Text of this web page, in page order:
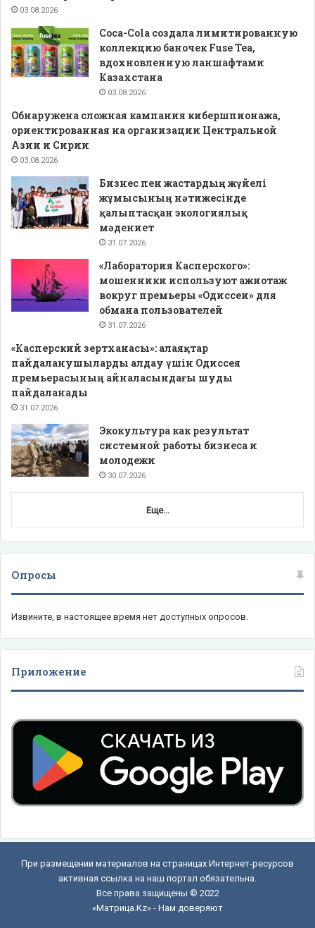
03.08.2026
Coca-Cola создала лимитированную
коллекцию баночек Fuse Tea,
вдохновленную ланшафтами
Казахстана
03.08.2026
Обнаружена сложная кампания кибершпионажа,
ориентированная на организации Центральной
Азии и Сирии
03.08.2026
Бизнес пен жастардың жүйелі
жұмысының нәтижесінде
қалыптасқан экологиялық
мәдениет
31.07.2026
«Лаборатория Касперского»:
мошенники используют ажиотаж
вокруг премьеры «Одиссеи» для
обмана пользователей
31.07.2026
«Касперский зертханасы»: алаяқтар
пайдаланушыларды алдау үшін Одиссея
премьерасының айналасындағы шуды
пайдаланады
31.07.2026
Экокультура как результат
системной работы бизнеса и
молодежи
30.07.2026
Еще...
Опросы
Извините, в настоящее время нет доступных опросов.
Приложение
При размещении материалов на страницах Интернет-ресурсов
активная ссылка на наш портал обязательна.
Все права защищены © 2022
«Матрица.Kz» - Нам доверяют